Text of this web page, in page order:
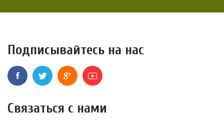
Подписывайтесь на нас
Связаться с нами